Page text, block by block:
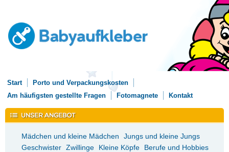
Start
Porto und Verpackungskosten
Am häufigsten gestellte Fragen
Fotomagnete Kontakt
Mädchen und kleine Mädchen
Jungs und kleine Jungs
Geschwister Zwillinge Kleine Köpfe
Berufe und Hobbies